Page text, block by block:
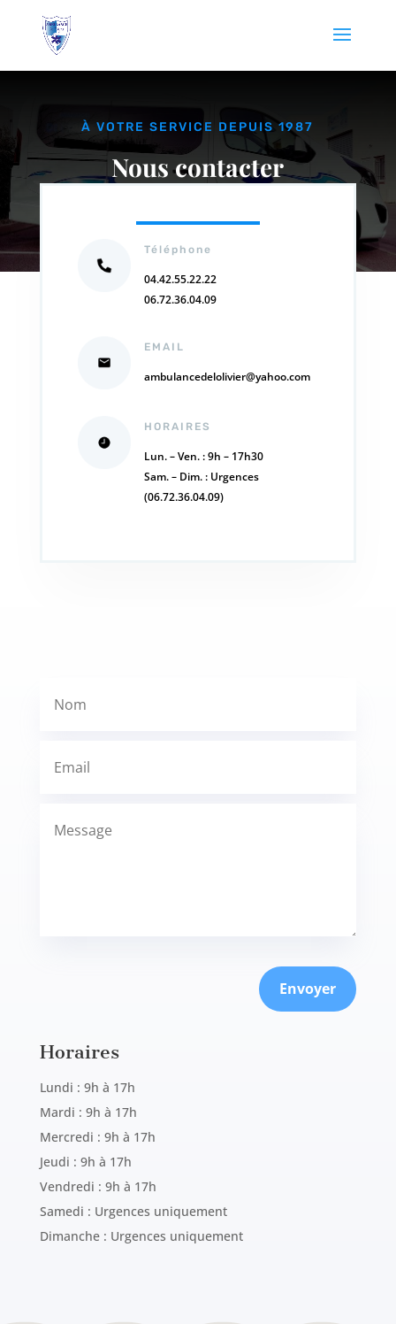
À VOTRE SERVICE DEPUIS 1987
Nous contacter
Téléphone
04.42.55.22.22
06.72.36.04.09
EMAIL
ambulancedelolivier@yahoo.com
HORAIRES
Lun. – Ven. : 9h – 17h30
Sam. – Dim. : Urgences
(06.72.36.04.09)
Envoyer
Horaires
Lundi : 9h à 17h
Mardi : 9h à 17h
Mercredi : 9h à 17h
Jeudi : 9h à 17h
Vendredi : 9h à 17h
Samedi : Urgences uniquement
Dimanche : Urgences uniquement